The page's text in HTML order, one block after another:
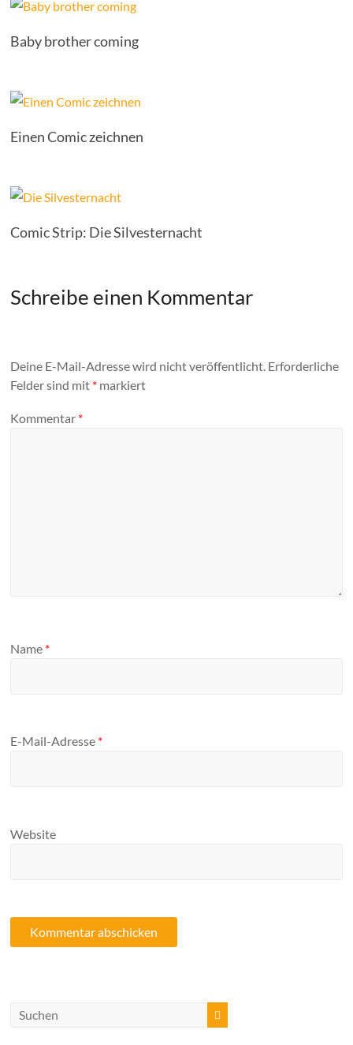
Baby brother coming
Einen Comic zeichnen
Comic Strip: Die Silvesternacht
Schreibe einen Kommentar
Deine E-Mail-Adresse wird nicht veröffentlicht. Erforderliche
Felder sind mit * markiert
Kommentar *
Name *
E-Mail-Adresse *
Website